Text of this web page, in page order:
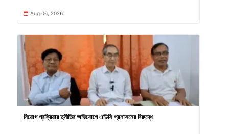
Aug 06, 2026
নিয়োগ প্রক্রিয়ার দুর্নীতির অভিযোগে এডিসি প্রশাসনের বিরুদ্ধে